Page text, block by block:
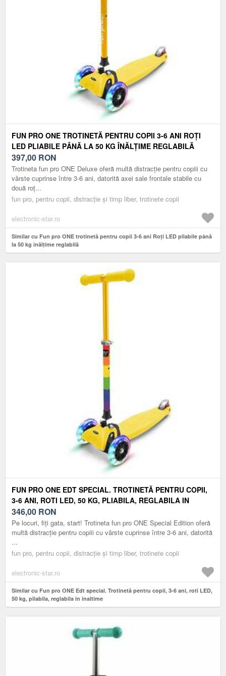
FUN PRO ONE TROTINETĂ PENTRU COPII 3-6 ANI ROȚI
LED PLIABILE PÂNĂ LA 50 KG ÎNĂLȚIME REGLABILĂ
397,00 RON
Trotineta fun pro ONE Deluxe oferă multă distracție pentru copiii cu
vârste cuprinse între 3-6 ani, datorită axei sale frontale stabile cu
două roț...
fun pro, pentru copii, distracție și timp liber, trotinete copii
electronic-star.ro
Similar cu Fun pro ONE trotinetă pentru copii 3-6 ani Roți LED pliabile până
la 50 kg înălțime reglabilă
FUN PRO ONE EDT SPECIAL. TROTINETĂ PENTRU COPII,
3-6 ANI, ROTI LED, 50 KG, PLIABILA, REGLABILA IN
INALTIME
346,00 RON
Pe locuri, fiți gata, start! Trotineta fun pro ONE Special Edition oferă
multă distracție pentru copiii cu vârste cuprinse între 3-6 ani, datorită
...
fun pro, pentru copii, distracție și timp liber, trotinete copii
electronic-star.ro
Similar cu Fun pro ONE Edt special. Trotinetă pentru copii, 3-6 ani, roti LED,
50 kg, pliabila, reglabila in inaltime